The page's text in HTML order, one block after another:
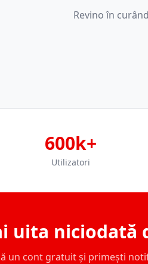
Revino în
600k+
Utilizatori
uita niciodată
un cont gratuit și primești